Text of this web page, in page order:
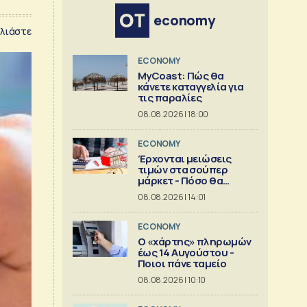
economy
ECONOMY
MyCoast: Πώς θα
κάνετε καταγγελία για
τις παραλίες
08.08.2026 | 18:00
ECONOMY
Έρχονται μειώσεις
τιμών στα σούπερ
μάρκετ - Πόσο θα
πέσουν
08.08.2026 | 14:01
ECONOMY
Ο «χάρτης» πληρωμών
έως 14 Αυγούστου -
Ποιοι πάνε ταμείο
08.08.2026 | 10:10